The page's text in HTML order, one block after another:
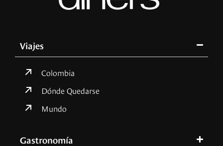
Viajes
Colombia
Dónde Quedarse
Mundo
Gastronomía